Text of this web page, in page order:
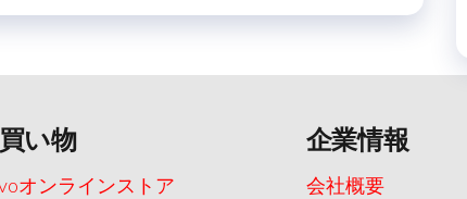
い物
オンラインストア
企業情報
会社概要